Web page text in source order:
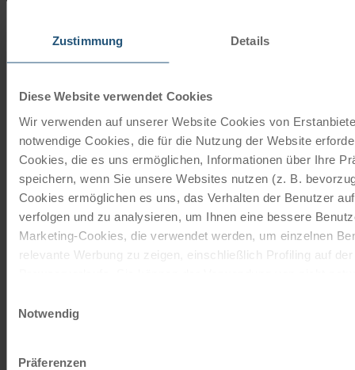
Zustimmung Details
Diese Website verwendet Cookies
Wir verwenden auf unserer Website Cookies von
notwendige Cookies, die für die Nutzung der Website
Cookies, die es uns ermöglichen, Informationen über Ihre
speichern, wenn Sie unsere Websites nutzen (z. B.
Cookies ermöglichen es uns, das Verhalten der Benutzer
verfolgen und zu analysieren, um Ihnen eine bessere
Marketing-Cookies, die verwendet werden, um einzelnen
relevante Werbung zu zeigen, einschließlich Profiling auf
entscheiden, nur notwendige Cookies zu verwenden, indem
Impressum
Notwendig
Präferenzen
Schenken Sie unvergessliche
Mit einem Reisegutschein haben Sie
immer das passende Geschenk.
JETZT BESTELLEN
Newsletter abonnieren